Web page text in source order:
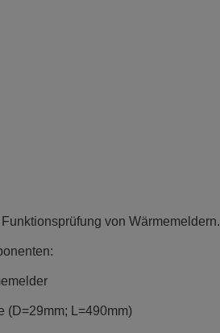
von Wärmemeldern.
(D=29mm; L=490mm)